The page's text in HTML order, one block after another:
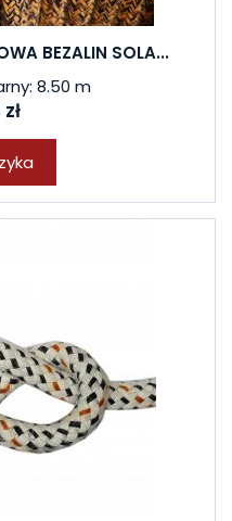
BEZALIN SOLA...
8.50 m